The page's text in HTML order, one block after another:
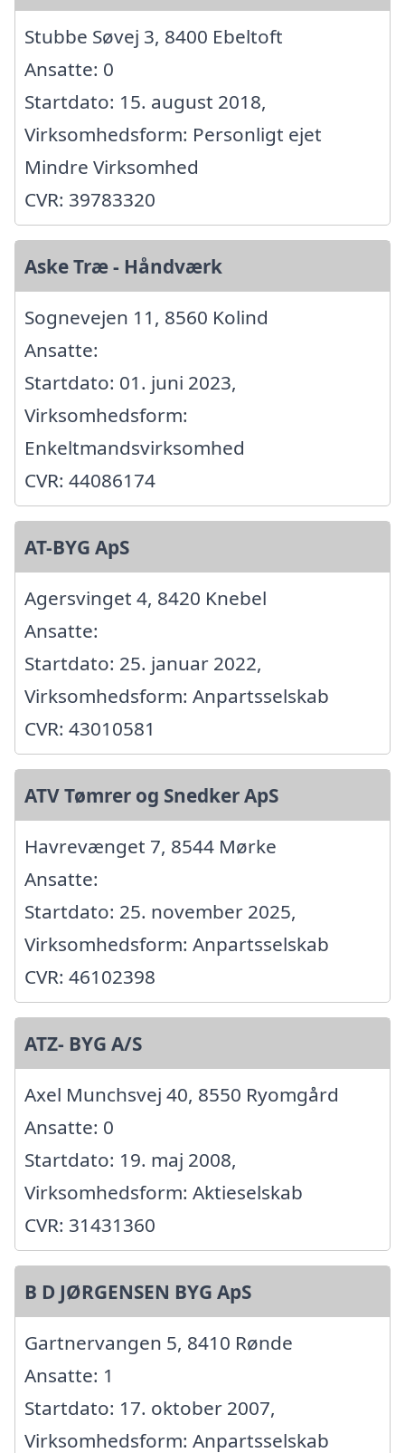
Stubbe Søvej 3, 8400 Ebeltoft
Ansatte: 0
Startdato: 15. august 2018,
Virksomhedsform: Personligt ejet
Mindre Virksomhed
CVR: 39783320
Aske Træ - Håndværk
Sognevejen 11, 8560 Kolind
Ansatte:
Startdato: 01. juni 2023,
Virksomhedsform:
Enkeltmandsvirksomhed
CVR: 44086174
AT-BYG ApS
Agersvinget 4, 8420 Knebel
Ansatte:
Startdato: 25. januar 2022,
Virksomhedsform: Anpartsselskab
CVR: 43010581
ATV Tømrer og Snedker ApS
Havrevænget 7, 8544 Mørke
Ansatte:
Startdato: 25. november 2025,
Virksomhedsform: Anpartsselskab
CVR: 46102398
ATZ- BYG A/S
Axel Munchsvej 40, 8550 Ryomgård
Ansatte: 0
Startdato: 19. maj 2008,
Virksomhedsform: Aktieselskab
CVR: 31431360
B D JØRGENSEN BYG ApS
Gartnervangen 5, 8410 Rønde
Ansatte: 1
Startdato: 17. oktober 2007,
Virksomhedsform: Anpartsselskab